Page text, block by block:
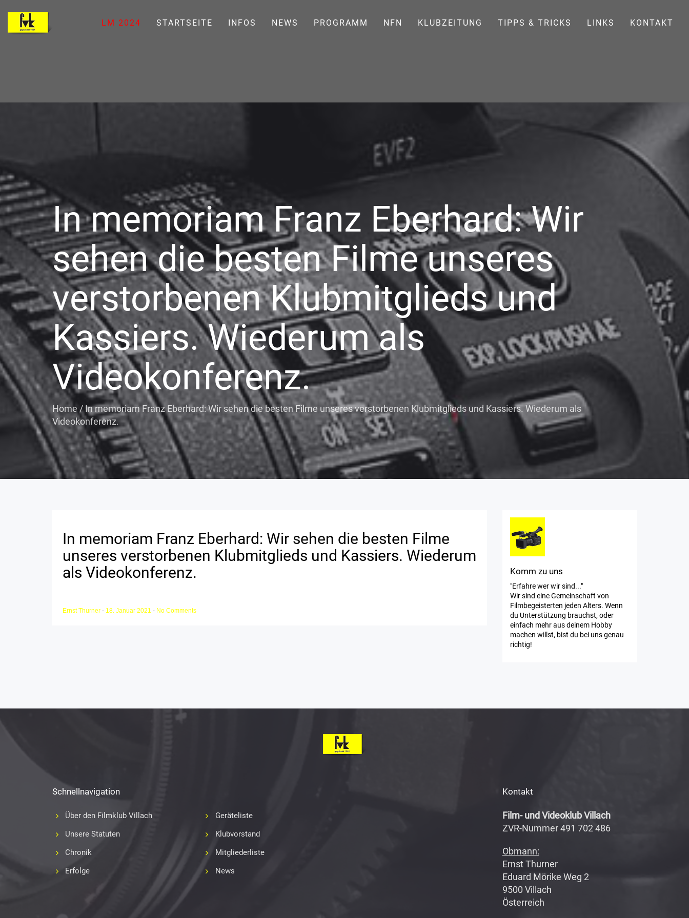
LM 2024 STARTSEITE INFOS NEWS PROGRAMM NFN KLUBZEITUNG TIPPS & TRICKS LINKS KONTAKT
In memoriam Franz Eberhard: Wir
sehen die besten Filme unseres
verstorbenen Klubmitglieds und
Kassiers. Wiederum als
Videokonferenz.
Home / In memoriam Franz Eberhard: Wir sehen die besten Filme unseres verstorbenen Klubmitglieds und Kassiers. Wiederum als
Videokonferenz.
In memoriam Franz Eberhard: Wir sehen die besten Filme
unseres verstorbenen Klubmitglieds und Kassiers. Wiederum
als Videokonferenz.
Ernst Thurner - 18. Januar 2021 - No Comments
Komm zu uns
"Erfahre wer wir sind..."
Wir sind eine Gemeinschaft von
Filmbegeisterten jeden Alters. Wenn
du Unterstützung brauchst, oder
einfach mehr aus deinem Hobby
machen willst, bist du bei uns genau
richtig!
Schnellnavigation
Über den Filmklub Villach
Unsere Statuten
Chronik
Erfolge
Geräteliste
Klubvorstand
Mitgliederliste
News
Kontakt
Film- und Videoklub Villach
ZVR-Nummer 491 702 486
Obmann:
Ernst Thurner
Eduard Mörike Weg 2
9500 Villach
Österreich